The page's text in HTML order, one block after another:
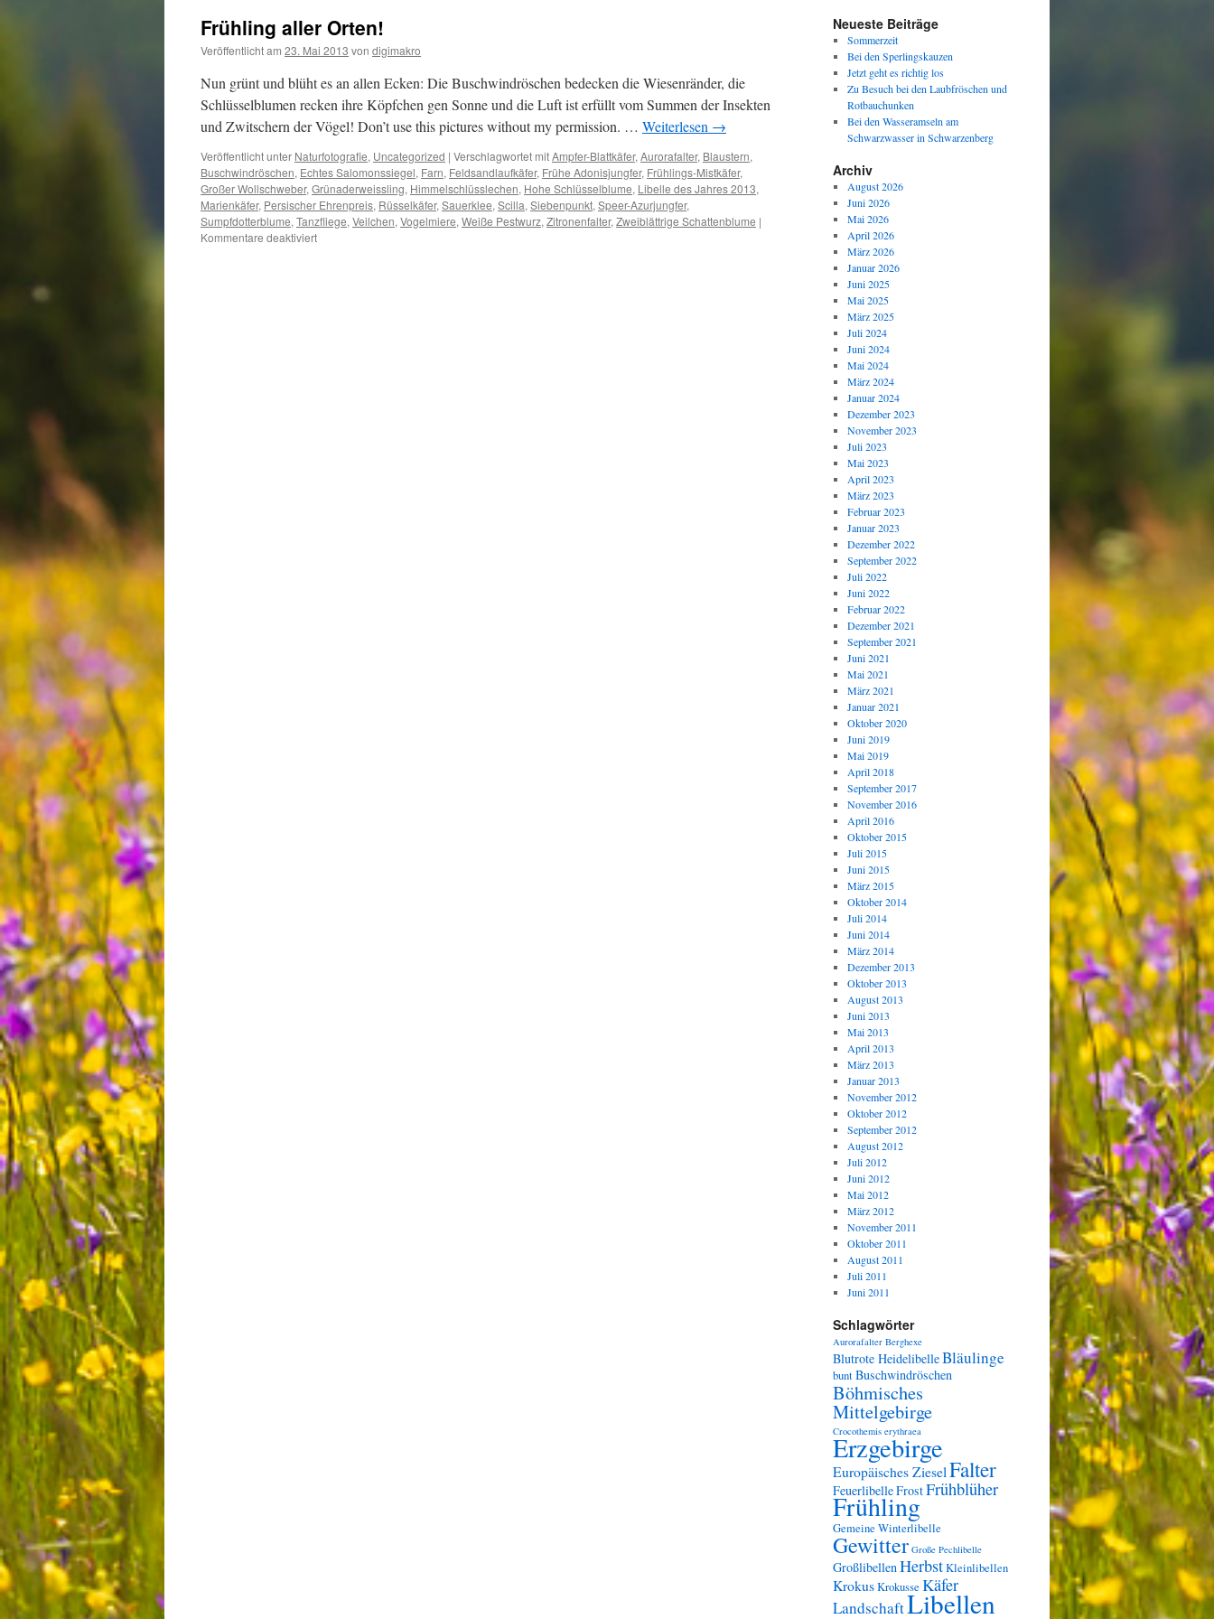
Frühling aller Orten!
Veröffentlicht am 23. Mai 2013 von digimakro
Nun grünt und blüht es an allen Ecken: Die Buschwindröschen bedecken die Wiesenränder, die
Schlüsselblumen recken ihre Köpfchen gen Sonne und die Luft ist erfüllt vom Summen der Insekten
und Zwitschern der Vögel! Don’t use this pictures without my permission. … Weiterlesen →
Veröffentlicht unter Naturfotografie, Uncategorized | Verschlagwortet mitAmpfer-Blattkäfer, Aurorafalter, Blaustern,
Buschwindröschen, Echtes Salomonssiegel, Farn, Feldsandlaufkäfer, Frühe Adonisjungfer, Frühlings-Mistkäfer,
Großer Wollschweber, Grünaderweissling, Himmelschlüsslechen, Hohe Schlüsselblume, Libelle des Jahres 2013,
Marienkäfer, Persischer Ehrenpreis, Rüsselkäfer, Sauerklee, Scilla, Siebenpunkt, Speer-Azurjungfer,
Sumpfdotterblume, Tanzfliege, Veilchen, Vogelmiere, Weiße Pestwurz, Zitronenfalter, Zweiblättrige Schattenblume |
Kommentare deaktiviertfür
Neueste Beiträge
Sommerzeit
Bei den Sperlingskauzen
Jetzt geht es richtig los
Zu Besuch bei den Laubfröschen und
Rotbauchunken
Bei den Wasseramseln am
Schwarzwasser in Schwarzenberg
Archiv
August 2026
Juni 2026
Mai 2026
April 2026
März 2026
Januar 2026
Juni 2025
Mai 2025
März 2025
Juli 2024
Juni 2024
Mai 2024
März 2024
Januar 2024
Dezember 2023
November 2023
Juli 2023
Mai 2023
April 2023
März 2023
Februar 2023
Januar 2023
Dezember 2022
September 2022
Juli 2022
Juni 2022
Februar 2022
Dezember 2021
September 2021
Juni 2021
Mai 2021
März 2021
Januar 2021
Oktober 2020
Juni 2019
Mai 2019
April 2018
September 2017
November 2016
April 2016
Oktober 2015
Juli 2015
Juni 2015
März 2015
Oktober 2014
Juli 2014
Juni 2014
März 2014
Dezember 2013
Oktober 2013
August 2013
Juni 2013
Mai 2013
April 2013
März 2013
Januar 2013
November 2012
Oktober 2012
September 2012
August 2012
Juli 2012
Juni 2012
Mai 2012
März 2012
November 2011
Oktober 2011
August 2011
Juli 2011
Juni 2011
Schlagwörter
Aurorafalter Berghexe
Blutrote HeidelibelleBläulinge
buntBuschwindröschen
Böhmisches
Mittelgebirge
Crocothemis erythraea
Erzgebirge
Europäisches ZieselFalter
FeuerlibelleFrostFrühblüher
Frühling
Gemeine Winterlibelle
Gewitter Große Pechlibelle
GroßlibellenHerbstKleinlibellen
KrokusKrokusse Käfer
LandschaftLibellen